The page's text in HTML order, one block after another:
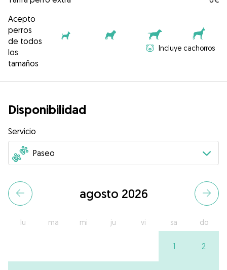
Acepto
perros
de todos
los
tamaños
Incluye cachorros
Disponibilidad
Servicio
agosto 2026
lu ma mi ju vi sa do
1 2